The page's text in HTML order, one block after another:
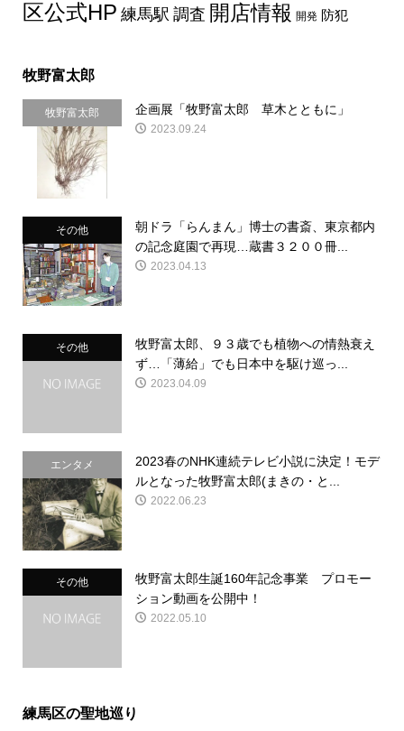
区公式HP 練馬駅 調査 開店情報 開発 防犯
牧野富太郎
牧野富太郎 企画展「牧野富太郎 草木とともに」
2023.09.24
その他
朝ドラ「らんまん」博士の書斎、東京都内
の記念庭園で再現…蔵書３２００冊...
2023.04.13
その他
牧野富太郎、９３歳でも植物への情熱衰え
ず…「薄給」でも日本中を駆け巡っ...
2023.04.09
エンタメ
2023春のNHK連続テレビ小説に決定！モデ
ルとなった牧野富太郎(まきの・と...
2022.06.23
その他
牧野富太郎生誕160年記念事業 プロモー
ション動画を公開中！
2022.05.10
練馬区の聖地巡り